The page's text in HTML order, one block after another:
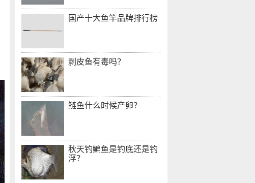
国产十大鱼竿品牌排行榜
剥皮鱼有毒吗？
鲢鱼什么时候产卵？
秋天钓鳊鱼是钓底还是钓
浮？